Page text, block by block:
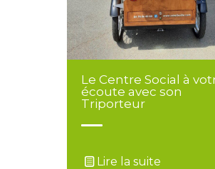
Le Centre Social à
écoute avec son
Triporteur
Lire la suite